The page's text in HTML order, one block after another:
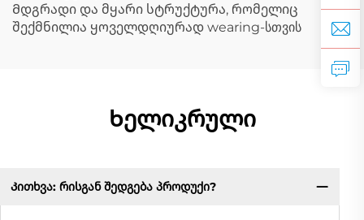
Მდგრადი და მყარი სტრუქტურა, რომელიც
შექმნილია ყოველდღიურად wearing-სთვის
Ხელიკრული
Კითხვა: რისგან შედგება პროდუქი?